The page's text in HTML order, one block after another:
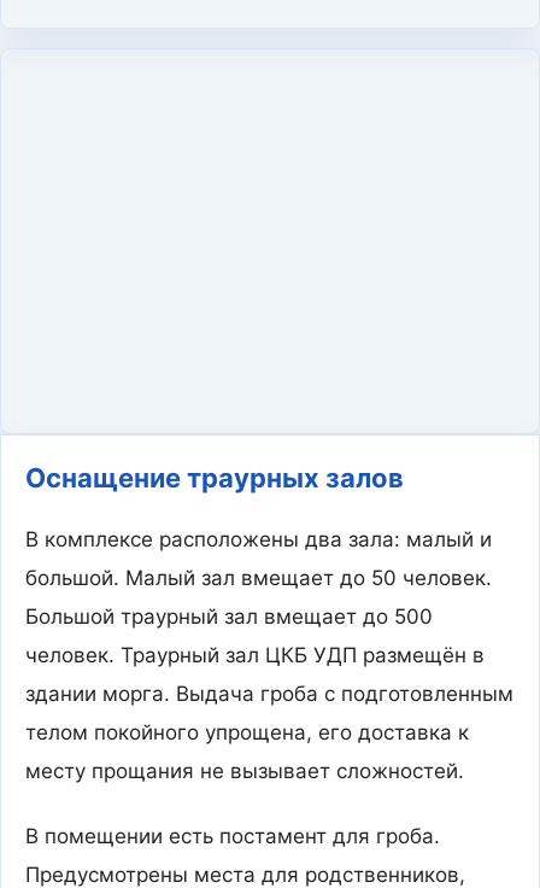
Оснащение траурных залов
В комплексе расположены два зала: малый и
большой. Малый зал вмещает до 50 человек.
Большой траурный зал вмещает до 500
человек. Траурный зал ЦКБ УДП размещён в
здании морга. Выдача гроба с подготовленным
телом покойного упрощена, его доставка к
месту прощания не вызывает сложностей.
В помещении есть постамент для гроба.
Предусмотрены места для родственников,